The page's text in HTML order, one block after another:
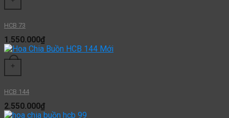
HCB 73
1.550.000₫
+
HCB 144
2.550.000₫